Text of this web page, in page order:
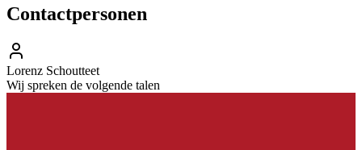
Contactpersonen
Lorenz Schoutteet
Wij spreken de volgende talen